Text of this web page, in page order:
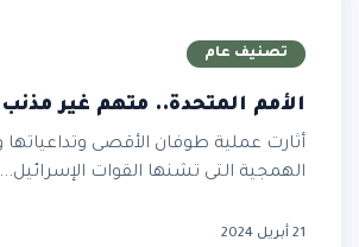
تصنيف عام
الأمم المتحدة.. متهم غير مذنب
أثارت عملية طوفان الأقصى وتداعياتها ومجريات الحرب
الهمجية التى تشنها القوات الإسرائيل...
21 أبريل 2024